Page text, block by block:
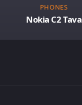
PHONES
Nokia C2 Tava